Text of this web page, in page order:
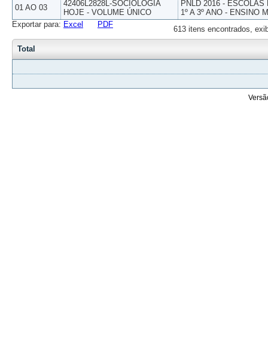
01 AO 03
42406L2828L-SOCIOLOGIA
HOJE - VOLUME ÚNICO
PNLD 2016 -
1º A 3º ANO - ENSINO
613 itens encontrados,
Exportar para: Excel PDF
Total